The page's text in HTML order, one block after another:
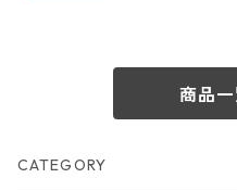
商品
CATEGORY